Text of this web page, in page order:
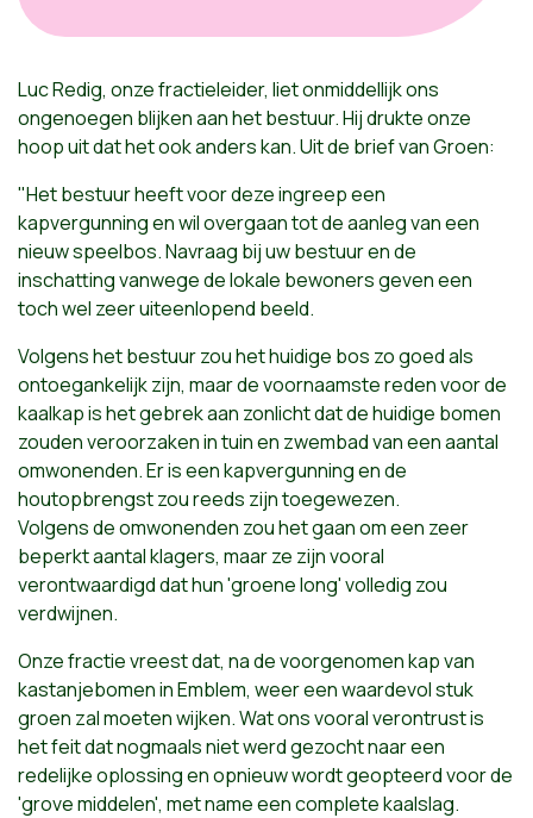
Luc Redig, onze fractieleider, liet onmiddellijk ons
ongenoegen blijken aan het bestuur. Hij drukte onze
hoop uit dat het ook anders kan. Uit de brief van Groen:
"Het bestuur heeft voor deze ingreep een
kapvergunning en wil overgaan tot de aanleg van een
nieuw speelbos. Navraag bij uw bestuur en de
inschatting vanwege de lokale bewoners geven een
toch wel zeer uiteenlopend beeld.
Volgens het bestuur zou het huidige bos zo goed als
ontoegankelijk zijn, maar de voornaamste reden voor de
kaalkap is het gebrek aan zonlicht dat de huidige bomen
zouden veroorzaken in tuin en zwembad van een aantal
omwonenden. Er is een kapvergunning en de
houtopbrengst zou reeds zijn toegewezen.
Volgens de omwonenden zou het gaan om een zeer
beperkt aantal klagers, maar ze zijn vooral
verontwaardigd dat hun 'groene long' volledig zou
verdwijnen.
Onze fractie vreest dat, na de voorgenomen kap van
kastanjebomen in Emblem, weer een waardevol stuk
groen zal moeten wijken. Wat ons vooral verontrust is
het feit dat nogmaals niet werd gezocht naar een
redelijke oplossing en opnieuw wordt geopteerd voor de
'grove middelen', met name een complete kaalslag.